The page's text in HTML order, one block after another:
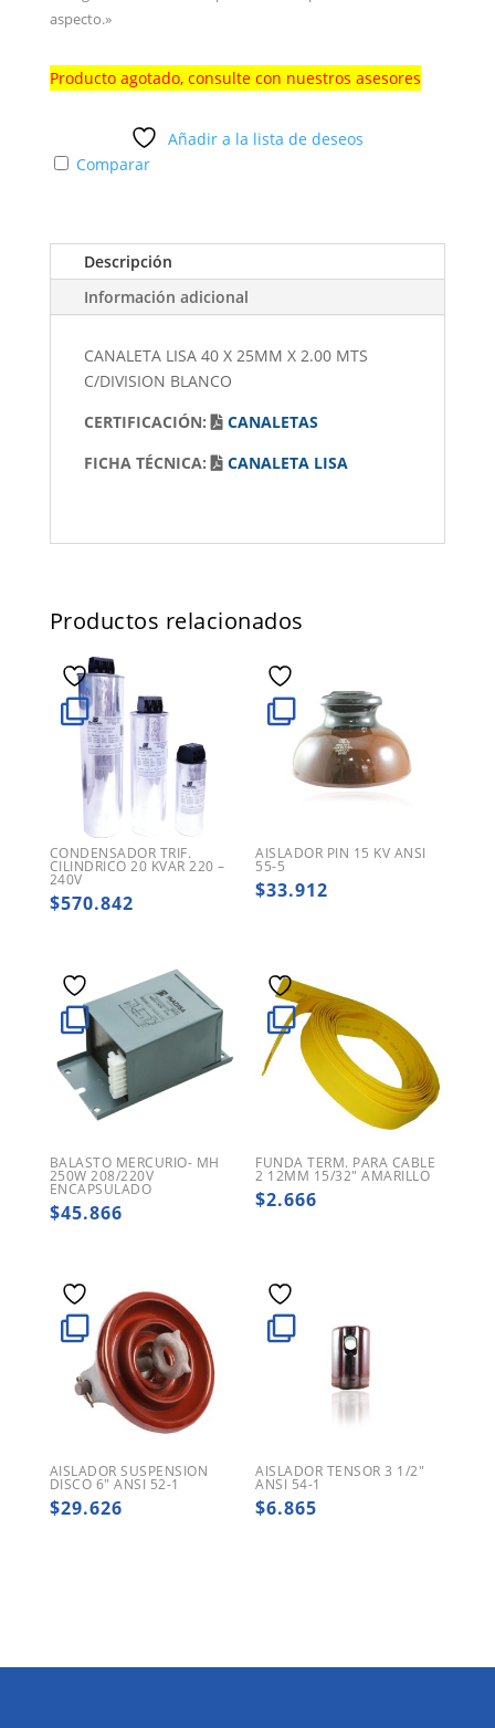
aspecto.»
Producto agotado, consulte con nuestros asesores
Añadir a la lista de deseos
Comparar
Descripción
Información adicional
CANALETA LISA 40 X 25MM X 2.00 MTS
C/DIVISION BLANCO
CERTIFICACIÓN:
CANALETAS
FICHA TÉCNICA:
CANALETA LISA
Productos relacionados
CONDENSADOR TRIF.
CILINDRICO 20 KVAR 220 –
240V
$570.842
AISLADOR PIN 15 KV ANSI
55-5
$33.912
BALASTO MERCURIO- MH
250W 208/220V
ENCAPSULADO
$45.866
FUNDA TERM. PARA CABLE
2 12MM 15/32″ AMARILLO
$2.666
AISLADOR SUSPENSION
DISCO 6″ ANSI 52-1
$29.626
AISLADOR TENSOR 3 1/2″
ANSI 54-1
$6.865